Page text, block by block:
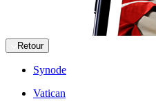
Retour
Synode
Vatican